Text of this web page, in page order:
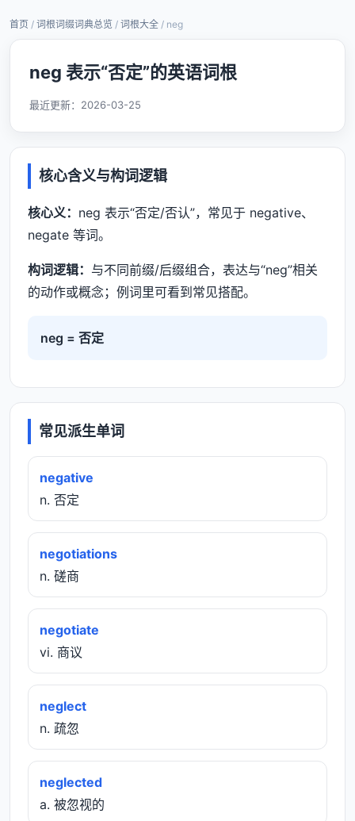
首页 / 词根词缀词典总览 / 词根大全 / neg
neg 表示“否定”的英语词根
最近更新： 2026-03-25
核心含义与构词逻辑
核心义： neg 表示“否定/否认”，常见于 negative、
negate 等词。
构词逻辑： 与不同前缀/后缀组合，表达与“neg”相关
的动作或概念；例词里可看到常见搭配。
neg = 否定
常见派生单词
negative
n. 否定
negotiations
n. 磋商
negotiate
vi. 商议
neglect
n. 疏忽
neglected
a. 被忽视的